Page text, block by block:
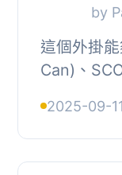
by
這個外掛
Can)、
同運作。,
2025-09-11